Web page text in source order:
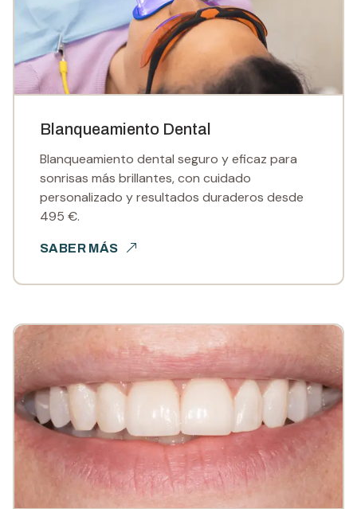
Blanqueamiento Dental
Blanqueamiento dental seguro y eficaz para
sonrisas más brillantes, con cuidado
personalizado y resultados duraderos desde
495 €.
SABER MÁS